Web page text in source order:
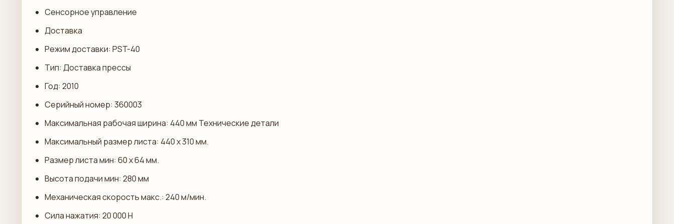
Сенсорное управление
Доставка
Режим доставки: PST-40
Тип: Доставка прессы
Год: 2010
Серийный номер: 360003
Максимальная рабочая ширина: 440 мм Технические детали
Максимальный размер листа: 440 x 310 мм.
Размер листа мин: 60 x 64 мм.
Высота подачи мин: 280 мм
Механическая скорость макс.: 240 м/мин.
Сила нажатия: 20 000 Н